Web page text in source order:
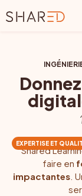
Donnez
EXPERTISE ET
Shared
faire en
impactantes .